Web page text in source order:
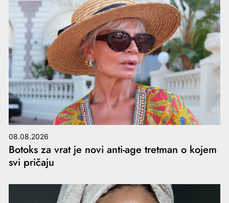
08.08.2026
Botoks za vrat je novi anti-age tretman o kojem
svi pričaju